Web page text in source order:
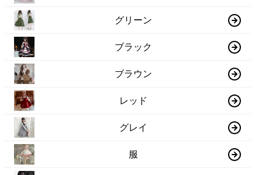
グリーン
ブラック
ブラウン
レッド
グレイ
服